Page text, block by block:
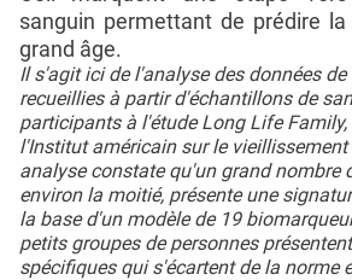
sanguin permettant de prédire
grand âge.
Il s'agit ici de l'analyse des données
recueillies à partir d'échantillons de
participants à l'étude Long Life
l'Institut américain sur le vieillissement
analyse constate qu'un grand nombre
environ la moitié, présente une
la base d'un modèle de 19
petits groupes de personnes
spécifiques qui s'écartent de la norme